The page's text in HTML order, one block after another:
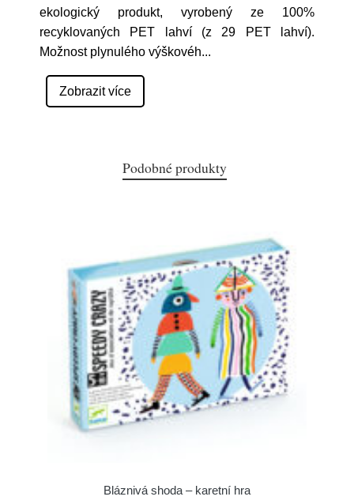
ekologický produkt, vyrobený ze 100%
recyklovaných PET lahví (z 29 PET lahví).
Možnost plynulého výškovéh...
Zobrazit více
Podobné produkty
Bláznivá shoda – karetní hra